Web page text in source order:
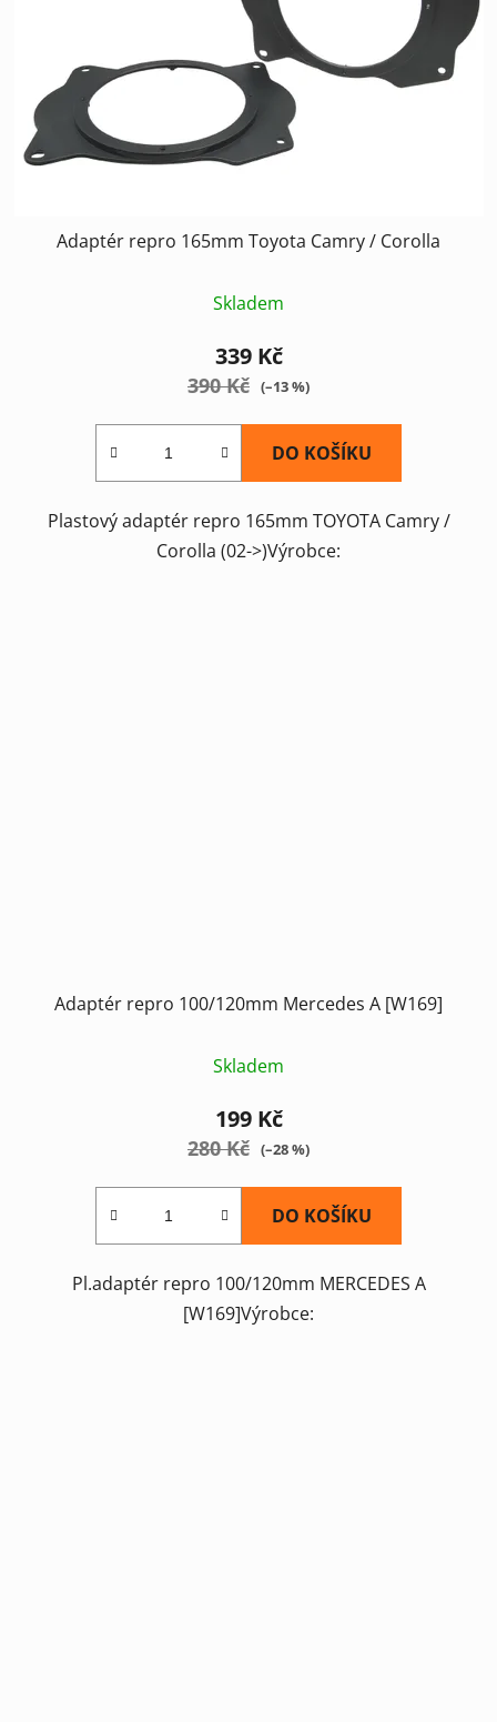
Adaptér repro 165mm Toyota Camry / Corolla
Skladem
339 Kč
390 Kč (–13 %)
DO KOŠÍKU
Plastový adaptér repro 165mm TOYOTA Camry /
Corolla (02->)Výrobce:
Adaptér repro 100/120mm Mercedes A [W169]
Skladem
199 Kč
280 Kč (–28 %)
DO KOŠÍKU
Pl.adaptér repro 100/120mm MERCEDES A
[W169]Výrobce: